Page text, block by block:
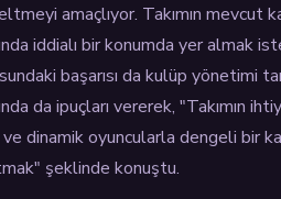
amaçlıyor. Takımın
iddialı bir konumda yer almak
başarısı da kulüp yönetimi
da ipuçları vererek, "Takımın
dinamik oyuncularla dengeli bir
şeklinde konuştu.